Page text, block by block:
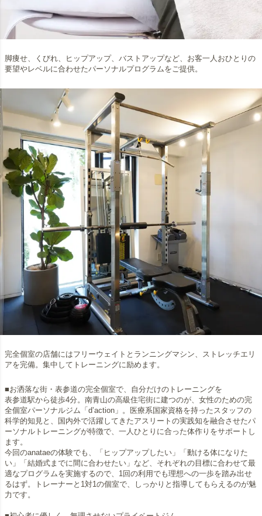
脚痩せ、くびれ、ヒップアップ、バストアップなど、お客一人おひとりの
要望やレベルに合わせたパーソナルプログラムをご提供。
完全個室の店舗にはフリーウェイトとランニングマシン、ストレッチエリ
アを完備。集中してトレーニングに励めます。
■お洒落な街・表参道の完全個室で、自分だけのトレーニングを
表参道駅から徒歩4分。南青山の高級住宅街に建つのが、女性のための完
全個室パーソナルジム「d’action」。医療系国家資格を持ったスタッフの
科学的知見と、国内外で活躍してきたアスリートの実践知を融合させたパ
ーソナルトレーニングが特徴で、一人ひとりに合った体作りをサポートし
ます。
今回のanataeの体験でも、「ヒップアップしたい」「動ける体になりた
い」「結婚式までに間に合わせたい」など、それぞれの目標に合わせて最
適なプログラムを実施するので、1回の利用でも理想への一歩を踏み出せ
るはず。トレーナーと1対1の個室で、しっかりと指導してもらえるのが魅
力です。